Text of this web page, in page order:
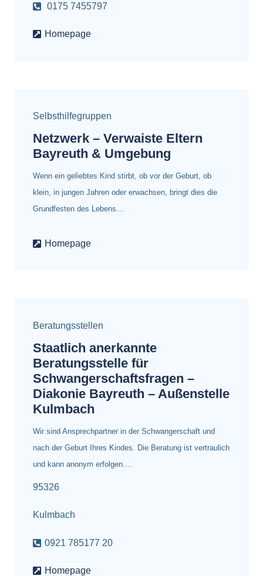
0175 7455797
Homepage
Selbsthilfegruppen
Netzwerk – Verwaiste Eltern
Bayreuth & Umgebung
Wenn ein geliebtes Kind stirbt, ob vor der Geburt, ob
klein, in jungen Jahren oder erwachsen, bringt dies die
Grundfesten des Lebens…
Homepage
Beratungsstellen
Staatlich anerkannte
Beratungsstelle für
Schwangerschaftsfragen –
Diakonie Bayreuth – Außenstelle
Kulmbach
Wir sind Ansprechpartner in der Schwangerschaft und
nach der Geburt Ihres Kindes. Die Beratung ist vertraulich
und kann anonym erfolgen.…
95326
Kulmbach
0921 785177 20
Homepage